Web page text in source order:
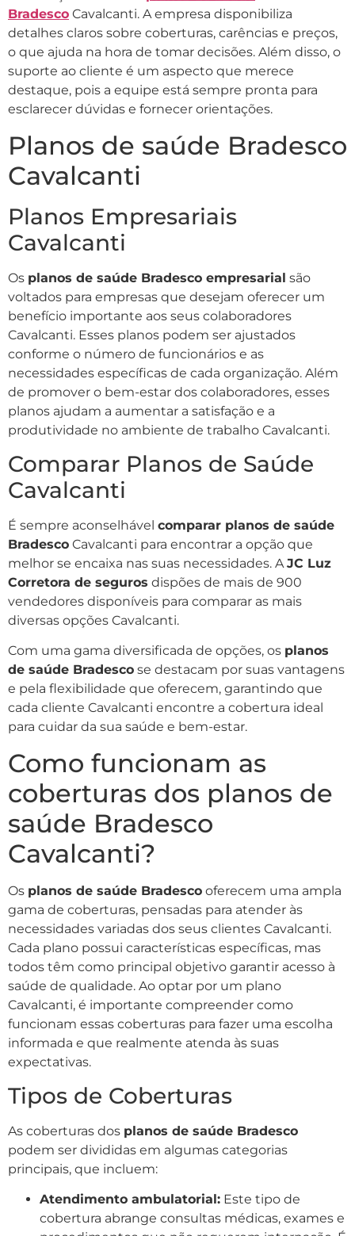
Bradesco Cavalcanti. A empresa disponibiliza
detalhes claros sobre coberturas, carências e preços,
o que ajuda na hora de tomar decisões. Além disso, o
suporte ao cliente é um aspecto que merece
destaque, pois a equipe está sempre pronta para
esclarecer dúvidas e fornecer orientações.
Planos de saúde Bradesco
Cavalcanti
Planos Empresariais
Cavalcanti
Os planos de saúde Bradesco empresarial são
voltados para empresas que desejam oferecer um
benefício importante aos seus colaboradores
Cavalcanti. Esses planos podem ser ajustados
conforme o número de funcionários e as
necessidades específicas de cada organização. Além
de promover o bem-estar dos colaboradores, esses
planos ajudam a aumentar a satisfação e a
produtividade no ambiente de trabalho Cavalcanti.
Comparar Planos de Saúde
Cavalcanti
É sempre aconselhável comparar planos de saúde
Bradesco Cavalcanti para encontrar a opção que
melhor se encaixa nas suas necessidades. AJC Luz
Corretora de seguros dispões de mais de 900
vendedores disponíveis para comparar as mais
diversas opções Cavalcanti.
Com uma gama diversificada de opções, os planos
de saúde Bradesco se destacam por suas vantagens
e pela flexibilidade que oferecem, garantindo que
cada cliente Cavalcanti encontre a cobertura ideal
para cuidar da sua saúde e bem-estar.
Como funcionam as
coberturas dos planos de
saúde Bradesco
Cavalcanti?
Os planos de saúde Bradesco oferecem uma ampla
gama de coberturas, pensadas para atender às
necessidades variadas dos seus clientes Cavalcanti.
Cada plano possui características específicas, mas
todos têm como principal objetivo garantir acesso à
saúde de qualidade. Ao optar por um plano
Cavalcanti, é importante compreender como
funcionam essas coberturas para fazer uma escolha
informada e que realmente atenda às suas
expectativas.
Tipos de Coberturas
As coberturas dos planos de saúde Bradesco
podem ser divididas em algumas categorias
principais, que incluem:
Atendimento ambulatorial: Este tipo de
cobertura abrange consultas médicas, exames e